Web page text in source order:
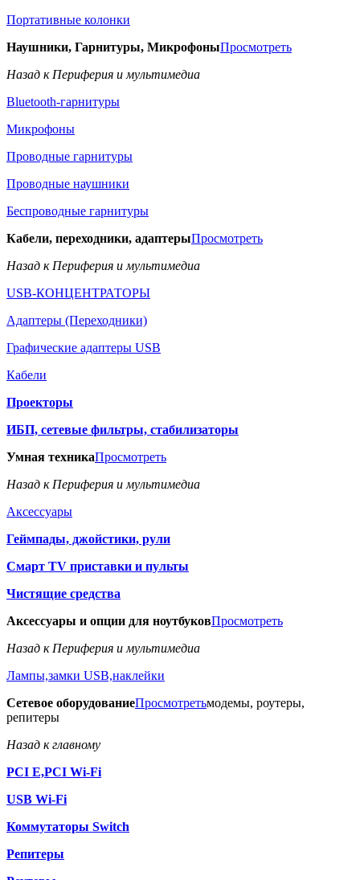
Портативные колонки
Наушники, Гарнитуры, МикрофоныПросмотреть
Назад к Периферия и мультимедиа
Bluetooth-гарнитуры
Микрофоны
Проводные гарнитуры
Проводные наушники
Беспроводные гарнитуры
Кабели, переходники, адаптерыПросмотреть
Назад к Периферия и мультимедиа
USB-КОНЦЕНТРАТОРЫ
Адаптеры (Переходники)
Графические адаптеры USB
Кабели
Проекторы
ИБП, сетевые фильтры, стабилизаторы
Умная техникаПросмотреть
Назад к Периферия и мультимедиа
Аксессуары
Геймпады, джойстики, рули
Смарт TV приставки и пульты
Чистящие средства
Аксессуары и опции для ноутбуковПросмотреть
Назад к Периферия и мультимедиа
Лампы,замки USB,наклейки
Сетевое оборудованиеПросмотретьмодемы, роутеры,
репитеры
Назад к главному
PCI E,PCI Wi-Fi
USB Wi-Fi
Коммутаторы Switch
Репитеры